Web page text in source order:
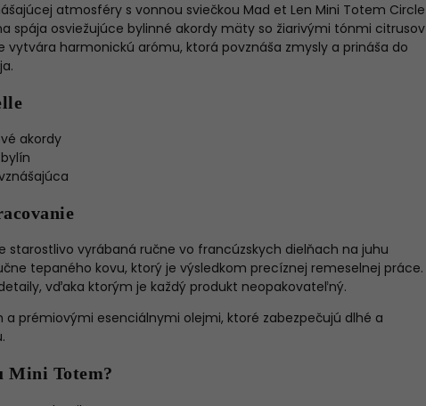
atmosféry s vonnou sviečkou Mad et Len Mini Totem Circle
spája osviežujúce bylinné akordy mäty so žiarivými tónmi citrusov
vytvára harmonickú arómu, ktorá povznáša zmysly a prináša do
akordy
starostlivo vyrábaná ručne vo francúzskych dielňach na juhu
tepaného kovu, ktorý je výsledkom precíznej remeselnej práce.
vďaka ktorým je každý produkt neopakovateľný.
prémiovými esenciálnymi olejmi, ktoré zabezpečujú dlhé a
Mini Totem?